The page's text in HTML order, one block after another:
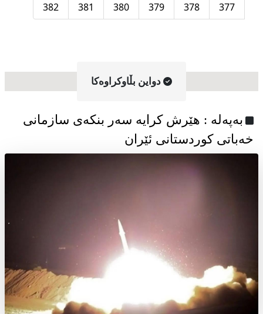
377
378
379
380
381
382
دواین بڵاوکراوه‌کا
به‌په‌له‌ : هێرش کرایە سەر بنکەی سازمانی
خەباتی کوردستانی ئێران